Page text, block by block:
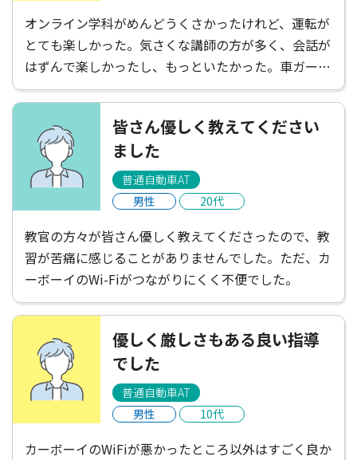
オンライン学科がめんどうくさかったけれど、運転が
とても楽しかった。気さくな講師の方が多く、会話が
はずんで楽しかったし、もっといたかった。車ガール
は遠くて不便だと感じたけれど、たくさんごはんやさ
んがあって楽しかったし、講師の方がお店を教えてく
ださったりして楽しかった！充実した2週間でした。
皆さん優しく教えてください
ました
普通自動車AT
男性
20代
教官の方々が皆さん優しく教えてくださったので、教
習が苦痛に感じることがありませんでした。ただ、カ
ーボーイのWi-Fiがつながりにくく不便でした。
優しく厳しさもある良い指導
でした
普通自動車AT
男性
10代
カーボーイのWiFiが悪かったところ以外はすごく良か